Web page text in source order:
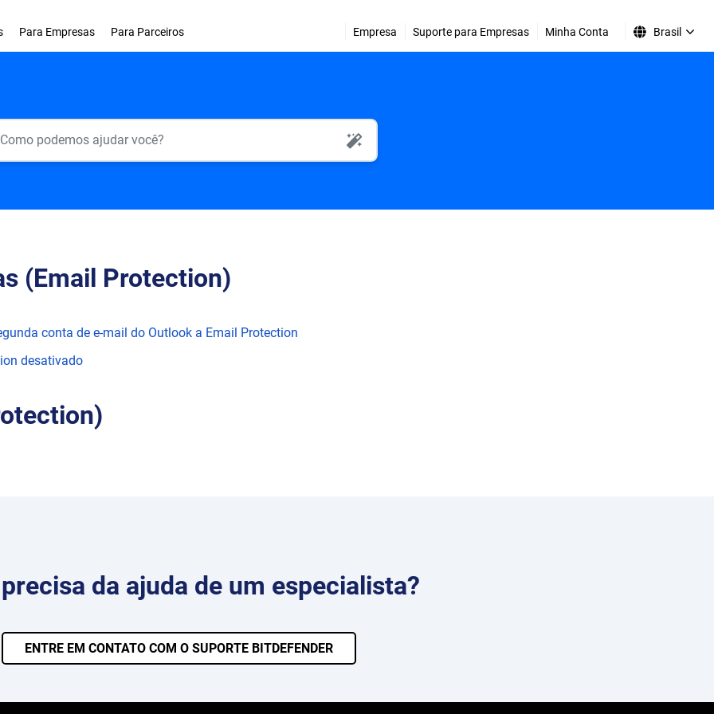
Para Empresas Para Parceiros Empresa Suporte para Empresas Minha Conta Brasil
(Email Protection)
conta de e-mail do Outlook a Email Protection
desativado
da ajuda de um especialista?
ENTRE EM CONTATO COM O SUPORTE BITDEFENDER